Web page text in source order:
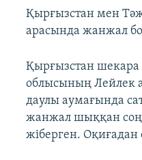
Қырғызстан мен
арасында жанжал
Қырғызстан шекара
облысының Лейлек
даулы аумағында
жанжал шыққан соң
жіберген.